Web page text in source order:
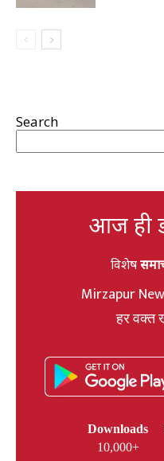
Search
आज ही
विशेष
Mirzapur
हर वक्त
Downloads
10,000+